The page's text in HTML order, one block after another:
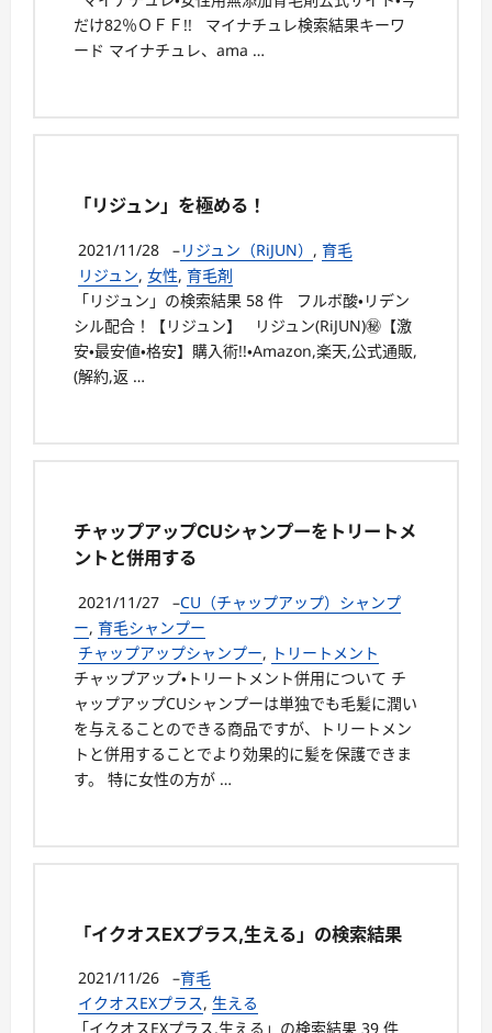
だけ82％ＯＦＦ!! マイナチュレ検索結果キーワ
ード マイナチュレ、ama …
「リジュン」を極める！
2021/11/28 –リジュン（RiJUN） , 育毛
リジュン, 女性, 育毛剤
「リジュン」の検索結果 58 件 フルボ酸・リデン
シル配合！【リジュン】 リジュン(RiJUN)㊙【激
安・最安値・格安】購入術!!・Amazon,楽天,公式通販,
(解約,返 …
チャップアップCUシャンプーをトリートメ
ントと併用する
2021/11/27 –CU（チャップアップ）シャンプ
ー, 育毛シャンプー
チャップアップシャンプー, トリートメント
チャップアップ・トリートメント併用について チ
ャップアップCUシャンプーは単独でも毛髪に潤い
を与えることのできる商品ですが、トリートメン
トと併用することでより効果的に髪を保護できま
す。 特に女性の方が …
「イクオスEXプラス,生える」の検索結果
2021/11/26 –育毛
イクオスEXプラス, 生える
「イクオスEXプラス,生える」の検索結果 39 件